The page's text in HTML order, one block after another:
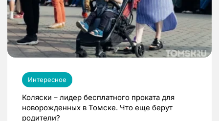
Интересное
Коляски – лидер бесплатного проката для
новорожденных в Томске. Что еще берут
родители?